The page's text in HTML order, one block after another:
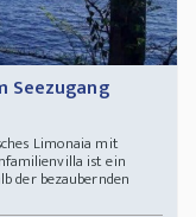
Seezugang
Limonaia mit
ist ein
der bezaubernden